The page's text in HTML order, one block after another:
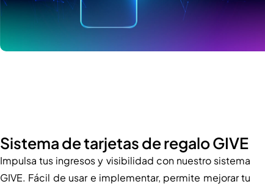
Sistema de tarjetas de regalo GIVE
Impulsa tus ingresos y visibilidad con nuestro sistema
GIVE. Fácil de usar e implementar, permite mejorar tu